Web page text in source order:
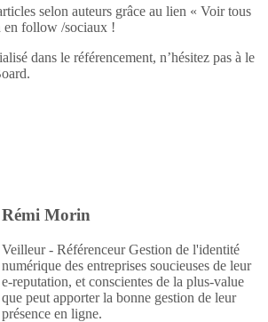
selon auteurs grâce au lien « Voir tous
en follow /sociaux !
dans le référencement, n’hésitez pas à le
Rémi Morin
Veilleur - Référenceur Gestion de l'identité
numérique des entreprises soucieuses de leur
e-reputation, et conscientes de la plus-value
que peut apporter la bonne gestion de leur
présence en ligne.